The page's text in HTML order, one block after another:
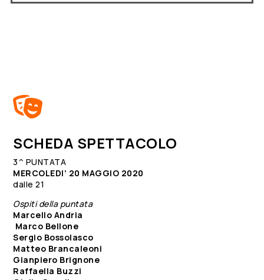

SCHEDA SPETTACOLO
3^ PUNTATA
MERCOLEDI’ 20 MAGGIO 2020
dalle 21
Ospiti della puntata
Marcello Andria
Marco Bellone
Sergio Bossolasco
Matteo Brancaleoni
Gianpiero Brignone
Raffaella Buzzi